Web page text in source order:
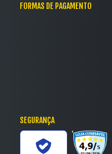
FORMAS DE PAGAMENTO
SEGURANÇA
'